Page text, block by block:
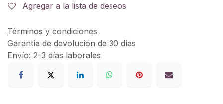
Agregar a la lista de deseos
Términos y condiciones
Garantía de devolución de 30 días
Envío: 2-3 días laborales